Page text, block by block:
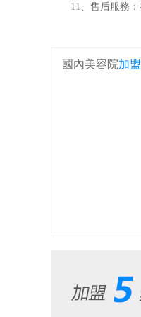
11、售后服務：
國內美容院加